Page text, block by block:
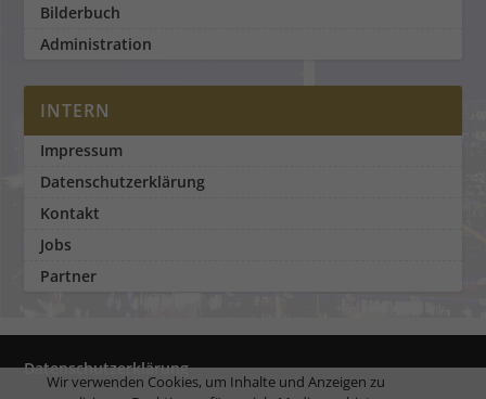
Bilderbuch
Administration
INTERN
Impressum
Datenschutzerklärung
Kontakt
Jobs
Partner
Datenschutzerklärung
Wir verwenden Cookies, um Inhalte und Anzeigen zu